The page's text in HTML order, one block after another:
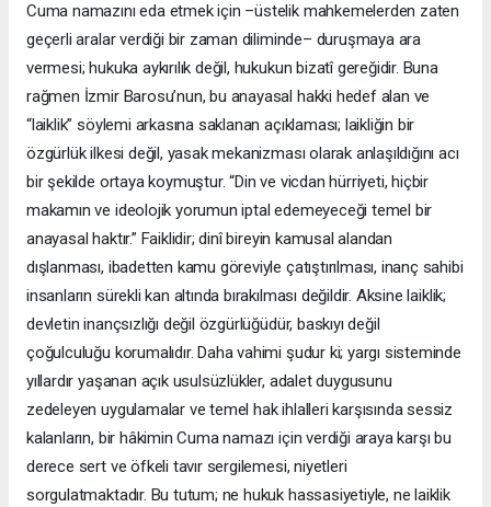
Cuma namazını eda etmek için –üstelik mahkemelerden zaten
geçerli aralar verdiği bir zaman diliminde– duruşmaya ara
vermesi; hukuka aykırılık değil, hukukun bizatî gereğidir. Buna
rağmen İzmir Barosu’nun, bu anayasal hakki hedef alan ve
“laiklik” söylemi arkasına saklanan açıklaması; laikliğin bir
özgürlük ilkesi değil, yasak mekanizması olarak anlaşıldığını acı
bir şekilde ortaya koymuştur. “Din ve vicdan hürriyeti, hiçbir
makamın ve ideolojik yorumun iptal edemeyeceği temel bir
anayasal haktır.” Faiklidir; dinî bireyin kamusal alandan
dışlanması, ibadetten kamu göreviyle çatıştırılması, inanç sahibi
insanların sürekli kan altında bırakılması değildir. Aksine laiklik;
devletin inançsızlığı değil özgürlüğüdür, baskıyı değil
çoğulculuğu korumalıdır. Daha vahimi şudur ki; yargı sisteminde
yıllardır yaşanan açık usulsüzlükler, adalet duygusunu
zedeleyen uygulamalar ve temel hak ihlalleri karşısında sessiz
kalanların, bir hâkimin Cuma namazı için verdiği araya karşı bu
derece sert ve öfkeli tavır sergilemesi, niyetleri
sorgulatmaktadır. Bu tutum; ne hukuk hassasiyetiyle, ne laiklik